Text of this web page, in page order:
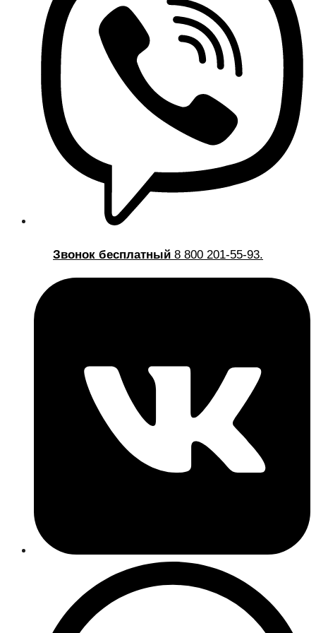
Звонок бесплатный 8 800 201-55-93.